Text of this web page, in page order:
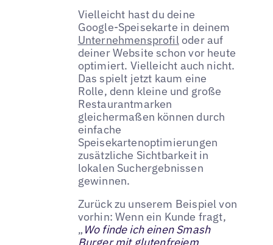
Vielleicht hast du deine
Google-Speisekarte in deinem
Unternehmensprofiloder auf
deiner Website schon vor heute
optimiert. Vielleicht auch nicht.
Das spielt jetzt kaum eine
Rolle, denn kleine und große
Restaurantmarken
gleichermaßen können durch
einfache
Speisekartenoptimierungen
zusätzliche Sichtbarkeit in
lokalen Suchergebnissen
gewinnen.
Zurück zu unserem Beispiel von
vorhin: Wenn ein Kunde fragt,
„ Wo finde ich einen Smash